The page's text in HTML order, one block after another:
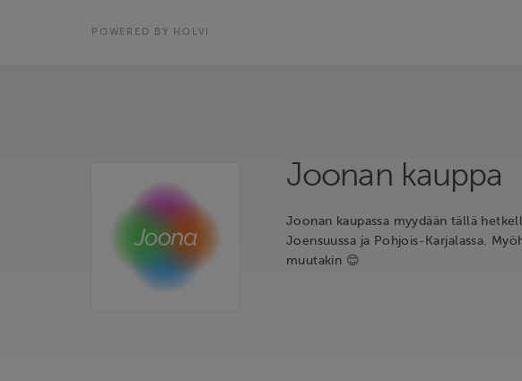
POWERED BY HOLVI
Joonan kauppa
Joonan kaupassa myydään tällä
Joensuussa ja Pohjois-Karjalassa.
muutakin 😊